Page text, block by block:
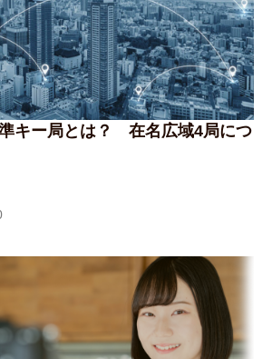
キー局とは？ 在名広域4局につ